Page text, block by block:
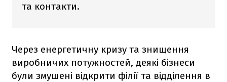
та контакти.
Через енергетичну кризу та знищення
виробничих потужностей, деякі бізнеси
були змушені відкрити філії та відділення в